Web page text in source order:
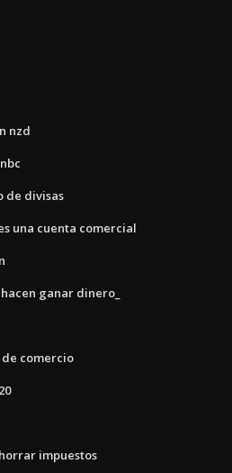
nzd
de divisas
una cuenta comercial
ganar dinero_
comercio
impuestos